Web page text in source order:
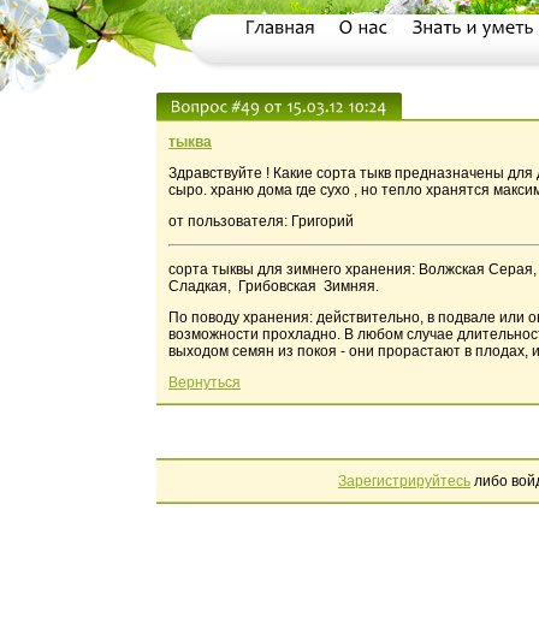
тыква
Здравствуйте ! Какие сорта тыкв предназначены
сыро. храню дома где сухо , но тепло хранятся
от пользователя: Григорий
сорта тыквы для зимнего хранения: Волжская
Сладкая, Грибовская Зимняя.
По поводу хранения: действительно, в подвале или
возможности прохладно. В любом случае
выходом семян из покоя - они прорастают в плодах,
Вернуться
Зарегистрируйтесь либо